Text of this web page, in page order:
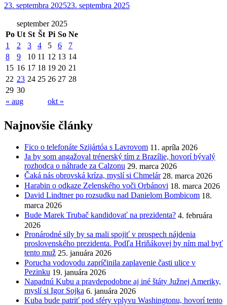
23. septembra 202523. septembra 2025
september 2025
Po Ut St Št Pi So Ne
« aug okt »
1 2 3 4 5 6
7
8
9 10 11 12 13 14
15 16 17 18 19 20 21
22 23 24 25 26 27 28
29 30
Najnovšie články
Fico o telefonáte Szijártóa s Lavrovom 11. apríla 2026
Ja by som angažoval trénerský tím z Brazílie, hovorí bývalý
rozhodca o náhrade za Calzonu 29. marca 2026
Čaká nás obrovská kríza, myslí si Chmelár 28. marca 2026
Harabin o odkaze Zelenského voči Orbánovi 18. marca 2026
David Lindtner po rozsudku nad Danielom Bombicom 18.
marca 2026
Bude Marek Trubač kandidovať na prezidenta? 4. februára
2026
Pronárodné sily by sa mali spojiť v prospech nájdenia
proslovenského prezidenta. Podľa Hriňákovej by ním mal byť
tento muž 25. januára 2026
Porucha vodovodu zapríčinila zaplavenie časti ulice v
Pezinku 19. januára 2026
Napadnú Kubu a pravdepodobne aj iné štáty Južnej Ameriky,
myslí si Igor Sojka 6. januára 2026
Kuba bude patriť pod sféry vplyvu Washingtonu, hovorí tento